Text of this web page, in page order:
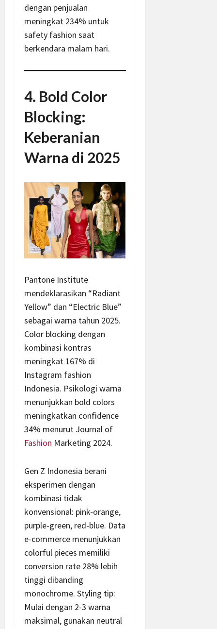
dengan penjualan
meningkat 234% untuk
safety fashion saat
berkendara malam hari.
4. Bold Color
Blocking:
Keberanian
Warna di 2025
Pantone Institute
mendeklarasikan “Radiant
Yellow” dan “Electric Blue”
sebagai warna tahun 2025.
Color blocking dengan
kombinasi kontras
meningkat 167% di
Instagram fashion
Indonesia. Psikologi warna
menunjukkan bold colors
meningkatkan confidence
34% menurut Journal of
Fashion Marketing 2024.
Gen Z Indonesia berani
eksperimen dengan
kombinasi tidak
konvensional: pink-orange,
purple-green, red-blue. Data
e-commerce menunjukkan
colorful pieces memiliki
conversion rate 28% lebih
tinggi dibanding
monochrome. Styling tip:
Mulai dengan 2-3 warna
maksimal, gunakan neutral